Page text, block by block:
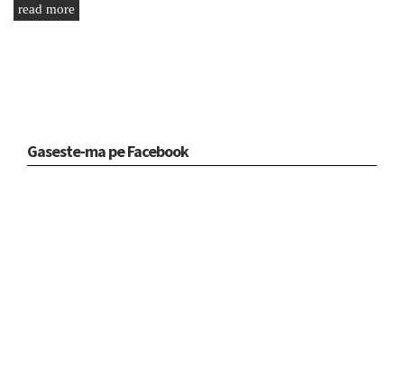
read more
Gaseste-ma pe Facebook